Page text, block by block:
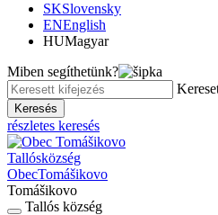
SKSlovensky
ENEnglish
HUMagyar
Miben segíthetünk?
Keresés
részletes keresés
Tallósközség
ObecTomášikovo
Tomášikovo
Tallós község